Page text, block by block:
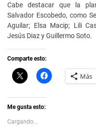
Cabe destacar que la
Salvador Escobedo, como
Aguilar; Elsa Macip; Lili
Jesús Diaz y Guillermo Soto.
Comparte esto:
C
l
k
t
s
h
H
a Más
Me gusta esto:
Cargando...